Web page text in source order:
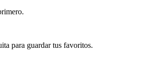
para guardar tus favoritos.